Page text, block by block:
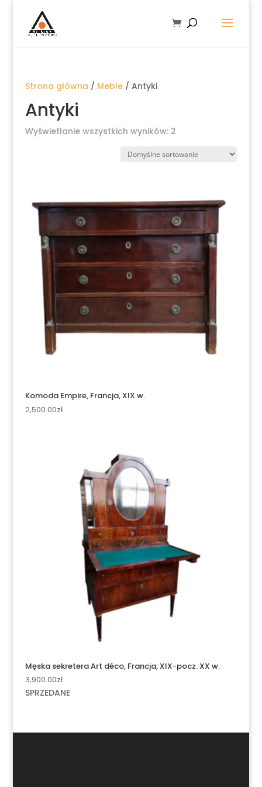
Strona główna / Meble/ Antyki
Antyki
Wyświetlanie wszystkich wyników: 2
Komoda Empire, Francja, XIX w.
2,500.00zł
Męska sekretera Art déco, Francja, XIX-pocz. XX w.
3,900.00zł
SPRZEDANE